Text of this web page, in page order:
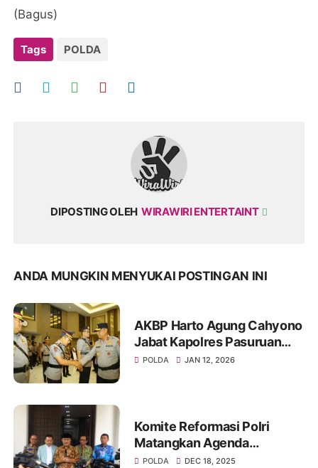
(Bagus)
Tags POLDA
DIPOSTING OLEH WIRAWIRI ENTERTAINT
ANDA MUNGKIN MENYUKAI POSTINGAN INI
AKBP Harto Agung Cahyono
Jabat Kapolres Pasuruan
Gantikan AKBP Jazuli
POLDA JAN 12, 2026
Komite Reformasi Polri
Matangkan Agenda
Pembenahan Regulasi
POLDA DEC 18, 2025